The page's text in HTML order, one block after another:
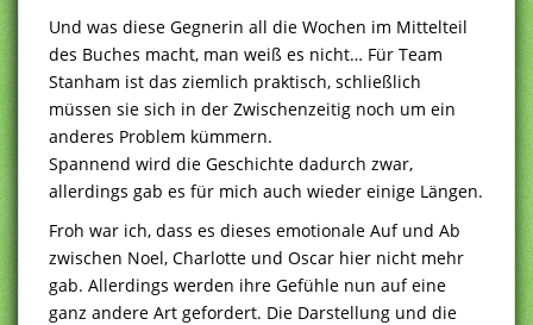
Und was diese Gegnerin all die Wochen im Mittelteil
des Buches macht, man weiß es nicht… Für Team
Stanham ist das ziemlich praktisch, schließlich
müssen sie sich in der Zwischenzeitig noch um ein
anderes Problem kümmern.
Spannend wird die Geschichte dadurch zwar,
allerdings gab es für mich auch wieder einige Längen.
Froh war ich, dass es dieses emotionale Auf und Ab
zwischen Noel, Charlotte und Oscar hier nicht mehr
gab. Allerdings werden ihre Gefühle nun auf eine
ganz andere Art gefordert. Die Darstellung und die